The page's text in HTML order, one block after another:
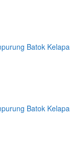
Batok Kelapa
Batok Kelapa